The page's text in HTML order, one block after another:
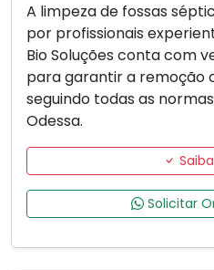
A limpeza de fossas
por profissionais
Bio Soluções conta com
para garantir a remoção
seguindo todas as
Odessa.
Solicitar